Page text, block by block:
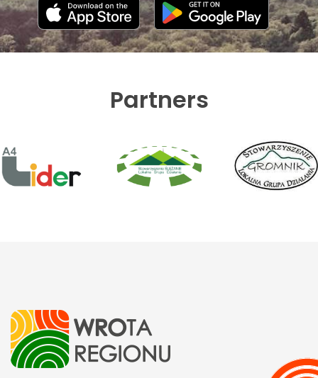
Partners